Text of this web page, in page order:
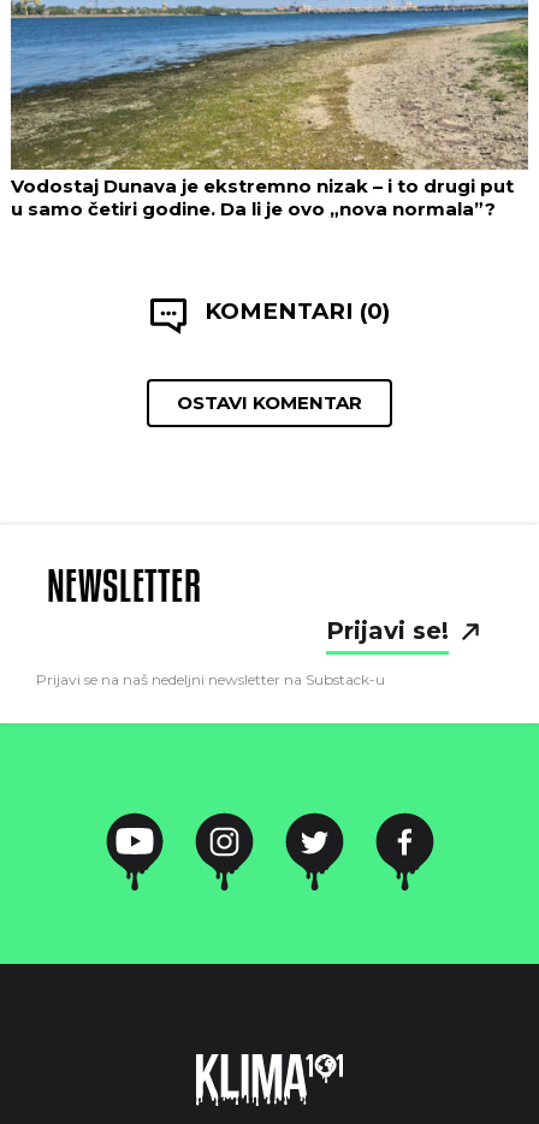
Vodostaj Dunava je ekstremno nizak – i to drugi put
u samo četiri godine. Da li je ovo „nova normala”?
KOMENTARI (0)
OSTAVI KOMENTAR
NEWSLETTER
Prijavi se!
Prijavi se na naš nedeljni newsletter na Substack-u